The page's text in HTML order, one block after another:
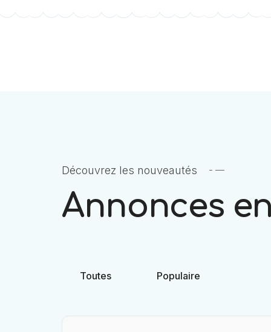
Découvrez les nouveautés
Annonces
Toutes Populaire